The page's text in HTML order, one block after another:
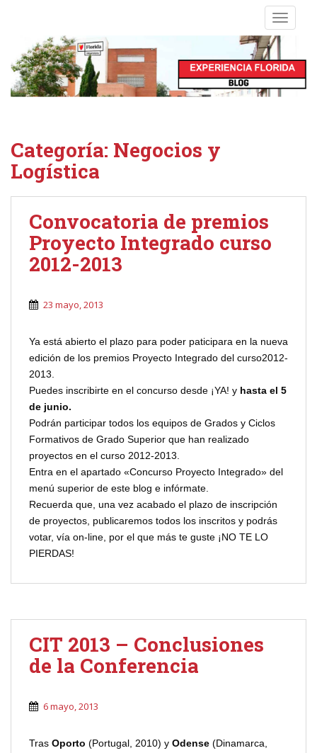
Categoría: Negocios y
Logística
Convocatoria de premios
Proyecto Integrado curso
2012-2013
23 mayo, 2013
Ya está abierto el plazo para poder paticipara en la nueva
edición de los premios Proyecto Integrado del curso2012-
2013.
Puedes inscribirte en el concurso desde ¡YA! y hasta el 5
de junio.
Podrán participar todos los equipos de Grados y Ciclos
Formativos de Grado Superior que han realizado
proyectos en el curso 2012-2013.
Entra en el apartado «Concurso Proyecto Integrado» del
menú superior de este blog e infórmate.
Recuerda que, una vez acabado el plazo de inscripción
de proyectos, publicaremos todos los inscritos y podrás
votar, vía on-line, por el que más te guste ¡NO TE LO
PIERDAS!
CIT 2013 – Conclusiones
de la Conferencia
6 mayo, 2013
Tras Oporto (Portugal, 2010) y Odense (Dinamarca,